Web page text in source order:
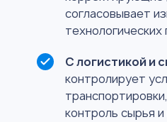
согласовывает
С логистикой и
контролирует
контроль сырья